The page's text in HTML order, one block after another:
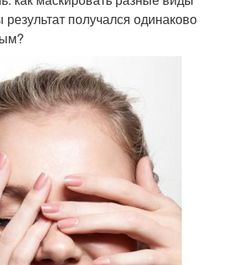
получался одинаково